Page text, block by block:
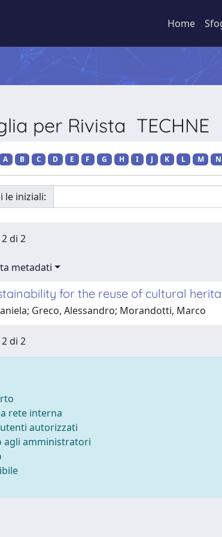
Home
per Rivista TECHNE
A B C D E F G H I J K L M N
le iniziali:
di 2
metadati
for the reuse of cultural
Greco, Alessandro; Morandotti, Marco
di 2
rete interna
autorizzati
agli amministratori